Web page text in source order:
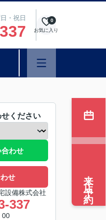
・祝日
お気に入り
0
ください
わせ
せ
設備株式会社
337
00
来店予約